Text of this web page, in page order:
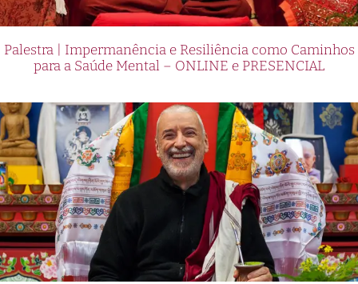
Palestra | Impermanência e Resiliência como Caminhos
para a Saúde Mental – ONLINE e PRESENCIAL